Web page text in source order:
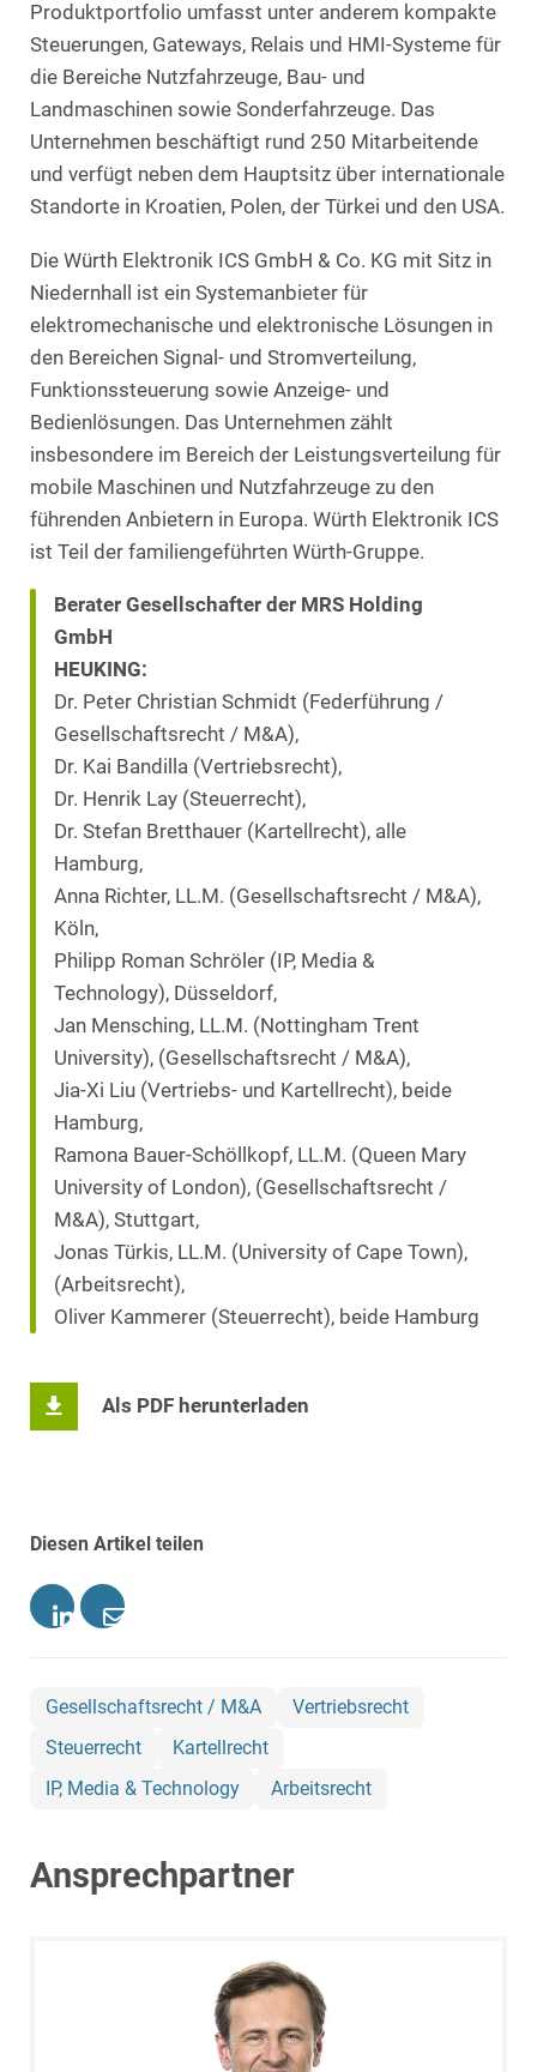
Produktportfolio umfasst unter anderem kompakte
Steuerungen, Gateways, Relais und HMI-Systeme für
die Bereiche Nutzfahrzeuge, Bau- und
Landmaschinen sowie Sonderfahrzeuge. Das
Unternehmen beschäftigt rund 250 Mitarbeitende
und verfügt neben dem Hauptsitz über internationale
Standorte in Kroatien, Polen, der Türkei und den USA.
Die Würth Elektronik ICS GmbH & Co. KG mit Sitz in
Niedernhall ist ein Systemanbieter für
elektromechanische und elektronische Lösungen in
den Bereichen Signal- und Stromverteilung,
Funktionssteuerung sowie Anzeige- und
Bedienlösungen. Das Unternehmen zählt
insbesondere im Bereich der Leistungsverteilung für
mobile Maschinen und Nutzfahrzeuge zu den
führenden Anbietern in Europa. Würth Elektronik ICS
ist Teil der familiengeführten Würth-Gruppe.
Berater Gesellschafter der MRS Holding
GmbH
HEUKING:
Dr. Peter Christian Schmidt (Federführung /
Gesellschaftsrecht / M&A),
Dr. Kai Bandilla (Vertriebsrecht),
Dr. Henrik Lay (Steuerrecht),
Dr. Stefan Bretthauer (Kartellrecht), alle
Hamburg,
Anna Richter, LL.M. (Gesellschaftsrecht / M&A),
Köln,
Philipp Roman Schröler (IP, Media &
Technology), Düsseldorf,
Jan Mensching, LL.M. (Nottingham Trent
University), (Gesellschaftsrecht / M&A),
Jia-Xi Liu (Vertriebs- und Kartellrecht), beide
Hamburg,
Ramona Bauer-Schöllkopf, LL.M. (Queen Mary
University of London), (Gesellschaftsrecht /
M&A), Stuttgart,
Jonas Türkis, LL.M. (University of Cape Town),
(Arbeitsrecht),
Oliver Kammerer (Steuerrecht), beide Hamburg
Als PDF herunterladen
Diesen Artikel teilen
Gesellschaftsrecht / M&A
Vertriebsrecht
Steuerrecht
Kartellrecht
IP, Media & Technology
Arbeitsrecht
Ansprechpartner